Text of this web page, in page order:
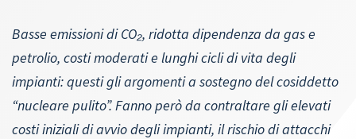
Basse emissioni di CO₂, ridotta dipendenza da gas e
petrolio, costi moderati e lunghi cicli di vita degli
impianti: questi gli argomenti a sostegno del cosiddetto
“nucleare pulito”. Fanno però da contraltare gli elevati
costi iniziali di avvio degli impianti, il rischio di attacchi